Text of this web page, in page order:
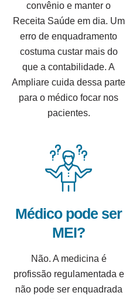
convênio e manter o
Receita Saúde em dia. Um
erro de enquadramento
costuma custar mais do
que a contabilidade. A
Ampliare cuida dessa parte
para o médico focar nos
pacientes.
Médico pode ser
MEI?
Não. A medicina é
profissão regulamentada e
não pode ser enquadrada